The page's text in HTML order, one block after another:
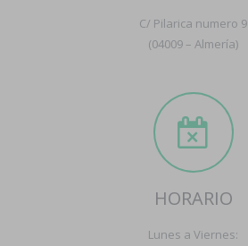
C/ Pilarica numero 9
(04009 – Almería)
HORARIO
Lunes a Viernes: